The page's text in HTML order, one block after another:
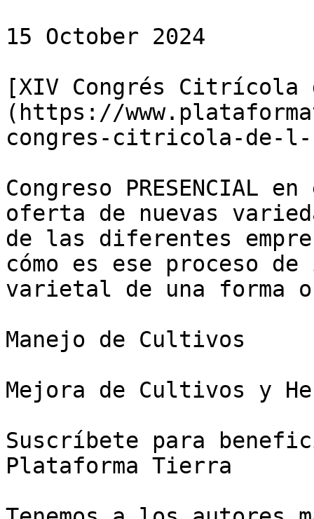
15 October 2024
[XIV Congrés Citrícola
(https://
congres-citricola-de-l-
Congreso PRESENCIAL
oferta de nuevas
de las diferentes
cómo es ese proceso
varietal de una forma
Manejo de Cultivos
Mejora de Cultivos y
Suscríbete para
Plataforma Tierra